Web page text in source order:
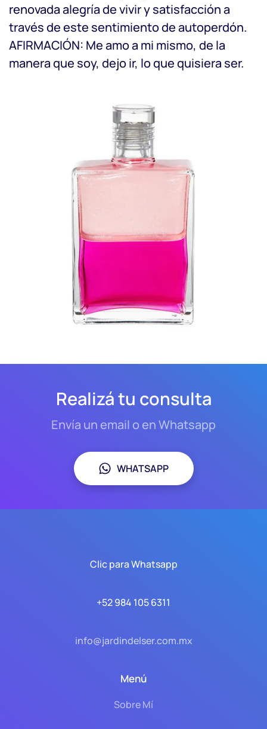
renovada alegría de vivir y satisfacción a
través de este sentimiento de autoperdón.
AFIRMACIÓN: Me amo a mi mismo, de la
manera que soy, dejo ir, lo que quisiera ser.
Realizá tu consulta
Envía un email o en Whatsapp
WHATSAPP
Clic para Whatsapp
+52 984 105 6311
info@jardindelser.com.mx
Menú
Sobre Mí